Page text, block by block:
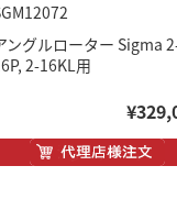
ングルローター Sigma
2-16KL用